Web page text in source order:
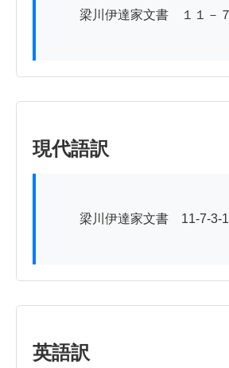
現代語訳
英語訳